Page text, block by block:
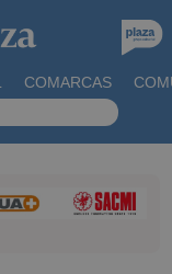
COMARCAS